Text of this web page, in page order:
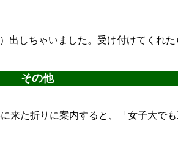
しちゃいました。受け付けてくれ
その他
た折りに案内すると、「女子大で